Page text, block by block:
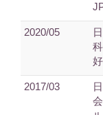
2020/05
2017/03